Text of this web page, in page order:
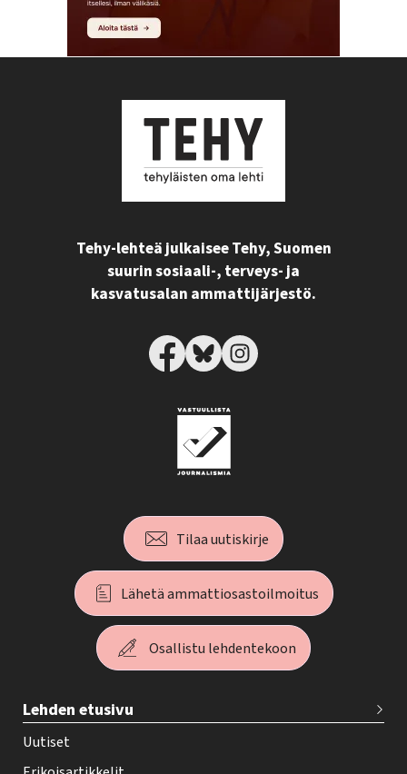
Tehy-lehteä julkaisee Tehy, Suomen
suurin sosiaali-, terveys- ja
kasvatusalan ammattijärjestö.
Tilaa uutiskirje
Lähetä ammattiosastoilmoitus
Osallistu lehdentekoon
e
h
y
Lehden etusivu
Uutiset